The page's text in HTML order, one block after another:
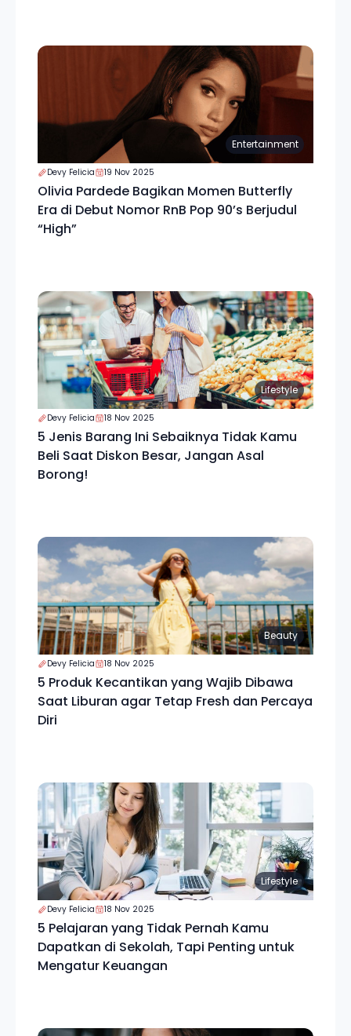
Entertainment
Devy Felicia 19 Nov 2025
Olivia Pardede Bagikan Momen Butterfly
Era di Debut Nomor RnB Pop 90’s Berjudul
“High”
Lifestyle
Devy Felicia 18 Nov 2025
5 Jenis Barang Ini Sebaiknya Tidak Kamu
Beli Saat Diskon Besar, Jangan Asal
Borong!
Beauty
Devy Felicia 18 Nov 2025
5 Produk Kecantikan yang Wajib Dibawa
Saat Liburan agar Tetap Fresh dan Percaya
Diri
Lifestyle
Devy Felicia 18 Nov 2025
5 Pelajaran yang Tidak Pernah Kamu
Dapatkan di Sekolah, Tapi Penting untuk
Mengatur Keuangan